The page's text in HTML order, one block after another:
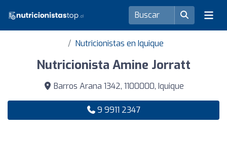
Nutricionistas en Iquique
Nutricionista Amine Jorratt
Barros Arana 1342, 1100000, Iquique
9 9911 2347